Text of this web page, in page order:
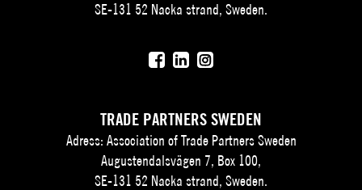
SE-131 52 Nacka strand, Sweden.
TRADE PARTNERS SWEDEN
Adress: Association of Trade Partners Sweden
Augustendalsvägen 7, Box 100,
SE-131 52 Nacka strand, Sweden.